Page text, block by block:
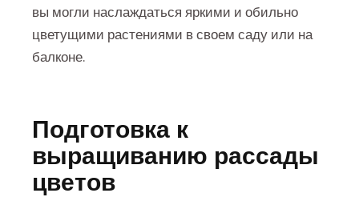
вы могли наслаждаться яркими и обильно
цветущими растениями в своем саду или на
балконе.
Подготовка к
выращиванию рассады
цветов